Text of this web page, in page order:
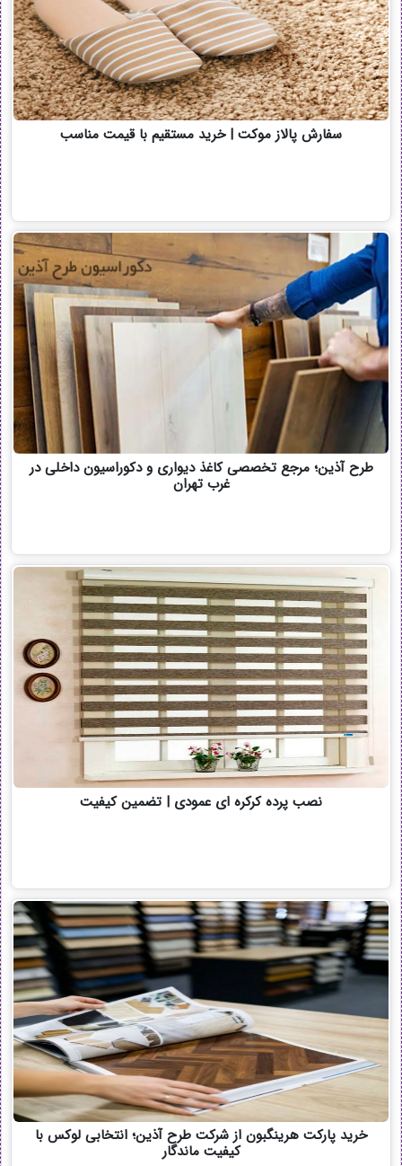
سفارش پالاز موکت | خرید مستقیم با قیمت مناسب
طرح آذین؛ مرجع تخصصی کاغذ دیواری و دکوراسیون داخلی در
غرب تهران
نصب پرده کرکره ای عمودی | تضمین کیفیت
خرید پارکت هرینگبون از شرکت طرح آذین؛ انتخابی لوکس با
کیفیت ماندگار